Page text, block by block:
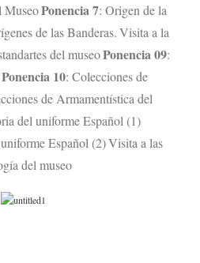
MuseoPonencia 7: Origen de la
de las Banderas.Visita a la
del museoPonencia 09:
Ponencia 10: Colecciones de
de Armamentística del
del uniforme Español (1)
Español (2)Visita a las
del museo